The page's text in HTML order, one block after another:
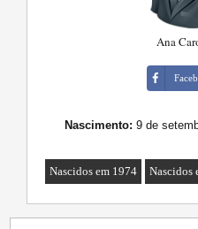
Ana
Nascimento: 9 de
Nascidos em 1974 Nascidos